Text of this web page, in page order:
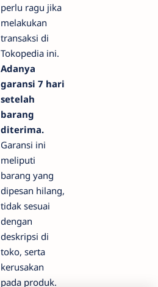
perlu ragu jika
melakukan
transaksi di
Tokopedia ini.
Adanya
garansi 7 hari
setelah
barang
diterima.
Garansi ini
meliputi
barang yang
dipesan hilang,
tidak sesuai
dengan
deskripsi di
toko, serta
kerusakan
pada produk.